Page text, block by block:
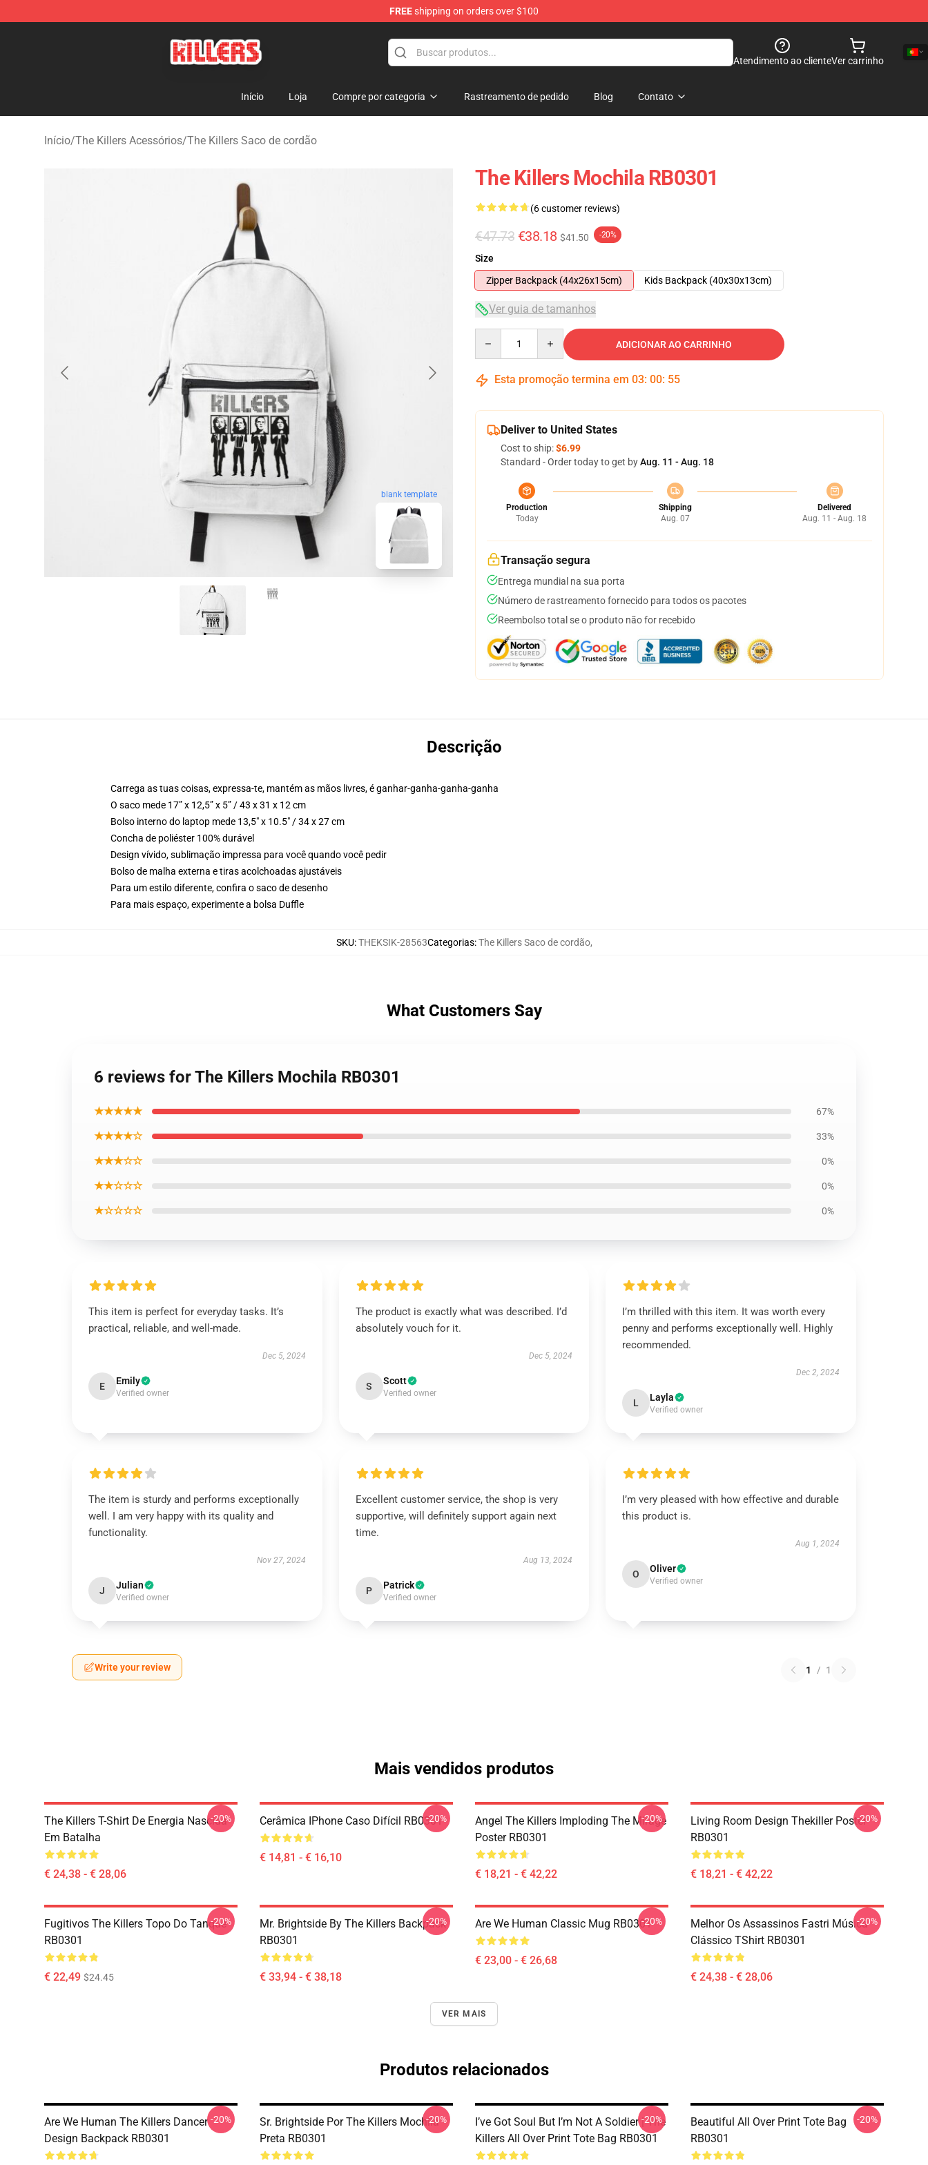
FREEshipping on orders over $100
Atendimento ao clienteVer carrinho
Início Loja Compre por categoria Rastreamento de pedido Blog Contato
Início/The Killers Acessórios/The Killers Saco de cordão
blank template
The Killers Mochila RB0301
(6 customer reviews)
€47.73 €38.18 $41.50 -20%
Size
Zipper Backpack (44x26x15cm)
Kids Backpack (40x30x13cm)
Ver guia de tamanhos
ADICIONAR AO CARRINHO
Esta promoção termina em 03: 00: 54
Deliver to United States
Cost to ship:$6.99
Standard - Order today to get byAug. 11 - Aug. 18
Production
Today
Shipping
Aug. 07
Delivered
Aug. 11 - Aug. 18
Transação segura
Entrega mundial na sua porta
Número de rastreamento fornecido para todos os pacotes
Reembolso total se o produto não for recebido
Descrição
Carrega as tuas coisas, expressa-te, mantém as mãos livres, é ganhar-ganha-ganha-ganha
O saco mede 17” x 12,5” x 5” / 43 x 31 x 12 cm
Bolso interno do laptop mede 13,5" x 10.5" / 34 x 27 cm
Concha de poliéster 100% durável
Design vívido, sublimação impressa para você quando você pedir
Bolso de malha externa e tiras acolchoadas ajustáveis
Para um estilo diferente, confira o saco de desenho
Para mais espaço, experimente a bolsa Duffle
SKU:THEKSIK-28563Categorias:The Killers Saco de cordão,
What Customers Say
6 reviews for The Killers Mochila RB0301
★★★★★ 67%
★★★★☆ 33%
★★★☆☆ 0%
★★☆☆☆ 0%
★☆☆☆☆ 0%
This item is perfect for everyday tasks. It’s
practical, reliable, and well-made.
Dec 5, 2024
E Emily
Verified owner
The product is exactly what was described. I’d
absolutely vouch for it.
Dec 5, 2024
S Scott
Verified owner
I’m thrilled with this item. It was worth every
penny and performs exceptionally well. Highly
recommended.
Dec 2, 2024
L Layla
Verified owner
The item is sturdy and performs exceptionally
well. I am very happy with its quality and
functionality.
Nov 27, 2024
J Julian
Verified owner
Excellent customer service, the shop is very
supportive, will definitely support again next
time.
Aug 13, 2024
P Patrick
Verified owner
I’m very pleased with how effective and durable
this product is.
Aug 1, 2024
O Oliver
Verified owner
Write your review 1 / 1
Mais vendidos produtos
The Killers T-Shirt De Energia Nascida
Em Batalha
€ 24,38 - € 28,06
-20% Cerâmica IPhone Caso Difícil RB0301
€ 14,81 - € 16,10
-20%
Angel The Killers Imploding The Mirage
Poster RB0301
€ 18,21 - € 42,22
-20%
Living Room Design Thekiller Poster
RB0301
€ 18,21 - € 42,22
-20%
Fugitivos The Killers Topo Do Tanque
RB0301
€ 22,49 $24.45
-20%
Mr. Brightside By The Killers Backpack
RB0301
€ 33,94 - € 38,18
-20% Are We Human Classic Mug RB0301
€ 23,00 - € 26,68
-20%
Melhor Os Assassinos Fastri Música
Clássico TShirt RB0301
€ 24,38 - € 28,06
-20%
VER MAIS
Produtos relacionados
Are We Human The Killers Dancer
Design Backpack RB0301
-20%
Sr. Brightside Por The Killers Mochila
Preta RB0301
-20%
I’ve Got Soul But I’m Not A Soldier | The
Killers All Over Print Tote Bag RB0301
-20%
Beautiful All Over Print Tote Bag
RB0301
-20%